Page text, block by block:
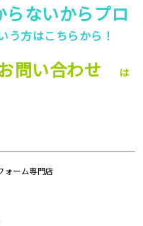
ないからプロ
う方はこちらから！
問い合わせ
は
ォーム専門店